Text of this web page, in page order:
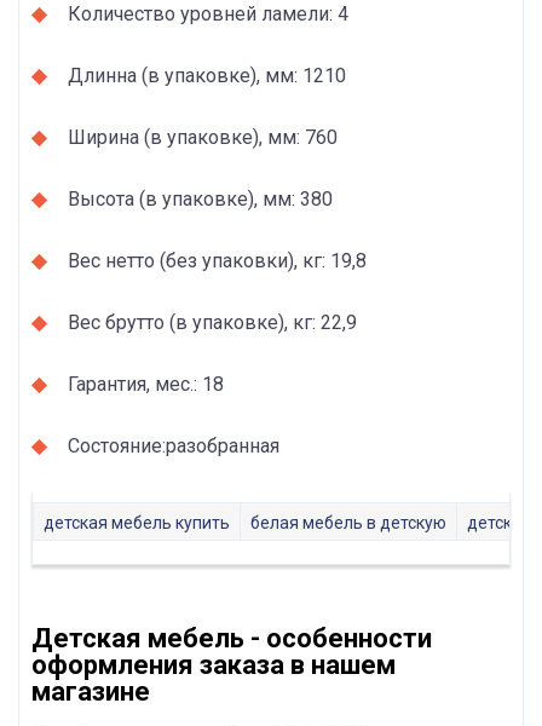
Количество уровней ламели: 4
Длинна (в упаковке), мм: 1210
Ширина (в упаковке), мм: 760
Высота (в упаковке), мм: 380
Вес нетто (без упаковки), кг: 19,8
Вес брутто (в упаковке), кг: 22,9
Гарантия, мес.: 18
Состояние:разобранная
детская мебель купить белая мебель в детскую детская
Детская мебель - особенности
оформления заказа в нашем
магазине